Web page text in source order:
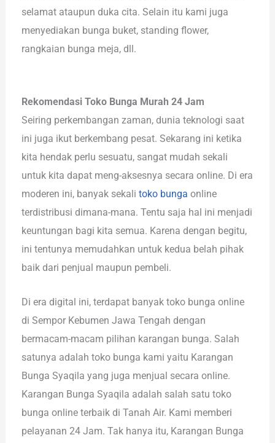
selamat ataupun duka cita. Selain itu kami juga
menyediakan bunga buket, standing flower,
rangkaian bunga meja, dll.
Rekomendasi Toko Bunga Murah 24 Jam
Seiring perkembangan zaman, dunia teknologi saat
ini juga ikut berkembang pesat. Sekarang ini ketika
kita hendak perlu sesuatu, sangat mudah sekali
untuk kita dapat meng-aksesnya secara online. Di era
moderen ini, banyak sekali toko bunga online
terdistribusi dimana-mana. Tentu saja hal ini menjadi
keuntungan bagi kita semua. Karena dengan begitu,
ini tentunya memudahkan untuk kedua belah pihak
baik dari penjual maupun pembeli.
Di era digital ini, terdapat banyak toko bunga online
di Sempor Kebumen Jawa Tengah dengan
bermacam-macam pilihan karangan bunga. Salah
satunya adalah toko bunga kami yaitu Karangan
Bunga Syaqila yang juga menjual secara online.
Karangan Bunga Syaqila adalah salah satu toko
bunga online terbaik di Tanah Air. Kami memberi
pelayanan 24 Jam. Tak hanya itu, Karangan Bunga